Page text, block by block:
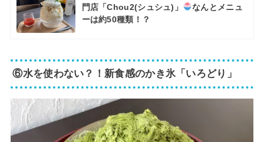
門店「Chou2(シュシュ)」
なんとメニュ
ーは約50種類！？
⑥水を使わない？！新食感のかき氷「いろどり」